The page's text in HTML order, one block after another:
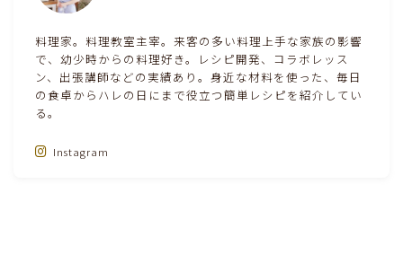
その他徒然
料理家。料理教室主宰。来客の多い料理上手な家族の影響
で、幼少時からの料理好き。レシピ開発、コラボレッス
ン、出張講師などの実績あり。身近な材料を使った、毎日
の食卓からハレの日にまで役立つ簡単レシピを紹介してい
る。
Instagram